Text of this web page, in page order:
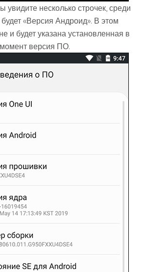
увидите несколько строчек, среди
«Версия Андроид». В этом
и будет указана установленная в
версия ПО.